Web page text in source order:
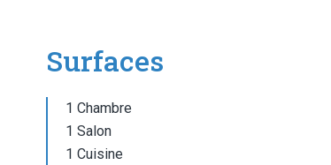
Surfaces
1 Chambre
1 Salon
1 Cuisine